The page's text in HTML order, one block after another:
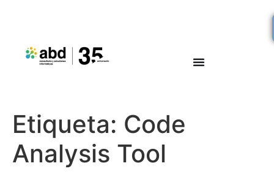
Etiqueta: Code
Analysis Tool